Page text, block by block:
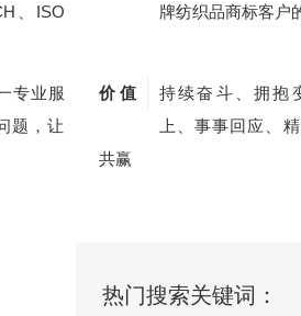
、ISO
牌纺织品商标客户
专业服
题，让
价 值
持续奋斗、拥抱
上、事事回应、
共赢
热门搜索关键词：